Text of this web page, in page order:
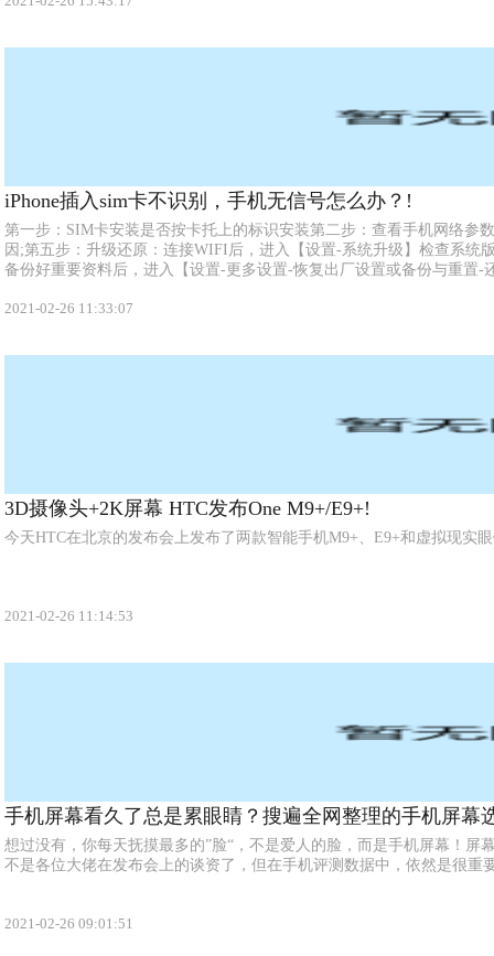
iPhone插入sim卡不识别，手机无信号怎么办？!
第一步：SIM卡安装是否按卡托上的标识安装第二步：查看手机网络参
因;第五步：升级还原：连接WIFI后，进入【设置-系统升级】检查系统
备份好重要资料后，进入【设置-更多设置-恢复出厂设置或备份与重置-
2021-02-26 11:33:07
3D摄像头+2K屏幕 HTC发布One M9+/E9+!
今天HTC在北京的发布会上发布了两款智能手机M9+、E9+和虚拟现实
2021-02-26 11:14:53
手机屏幕看久了总是累眼睛？搜遍全网整理的手机屏幕
想过没有，你每天抚摸最多的”脸“，不是爱人的脸，而是手机屏幕！屏
不是各位大佬在发布会上的谈资了，但在手机评测数据中，依然是很重
2021-02-26 09:01:51